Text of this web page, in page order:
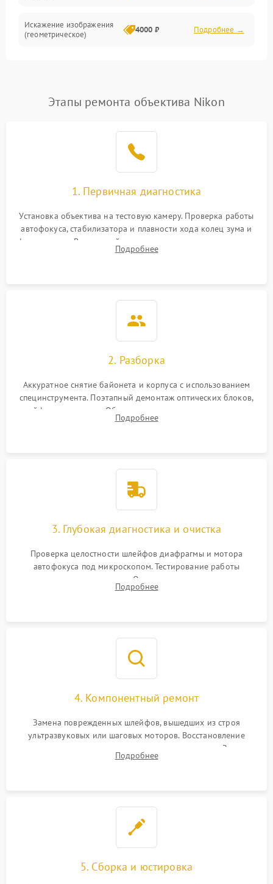
Искажение изображения
(геометрическое)
4000 ₽ Подробнее →
Проблемы с резкостью
Этапы ремонта объектива Nikon
1. Первичная диагностика
Установка объектива на тестовую камеру. Проверка работы
автофокуса, стабилизатора и плавности хода колец зума и
фокусировки. Визуальный осмотр линз на наличие царапин,
грибка, пыли и оценка состояния контактов байонета.
Подробнее
2. Разборка
Аккуратное снятие байонета и корпуса с использованием
специнструмента. Поэтапный демонтаж оптических блоков,
шлейфов и приводов. Обязательная маркировка положения
линзовых групп для сохранения заводской центровки при
Подробнее
3. Глубокая диагностика и очистка
Проверка целостности шлейфов диафрагмы и мотора
автофокуса под микроскопом. Тестирование работы
электромагнитного привода. Очистка оптических элементов
от пыли, следов влаги и грибка спецрастворами без
Подробнее
4. Компонентный ремонт
Замена поврежденных шлейфов, вышедших из строя
ультразвуковых или шаговых моторов. Восстановление
геометрии направляющих при заклинивании зума. Замена
неисправного блока диафрагмы, датчиков положения или
Подробнее
5. Сборка и юстировка